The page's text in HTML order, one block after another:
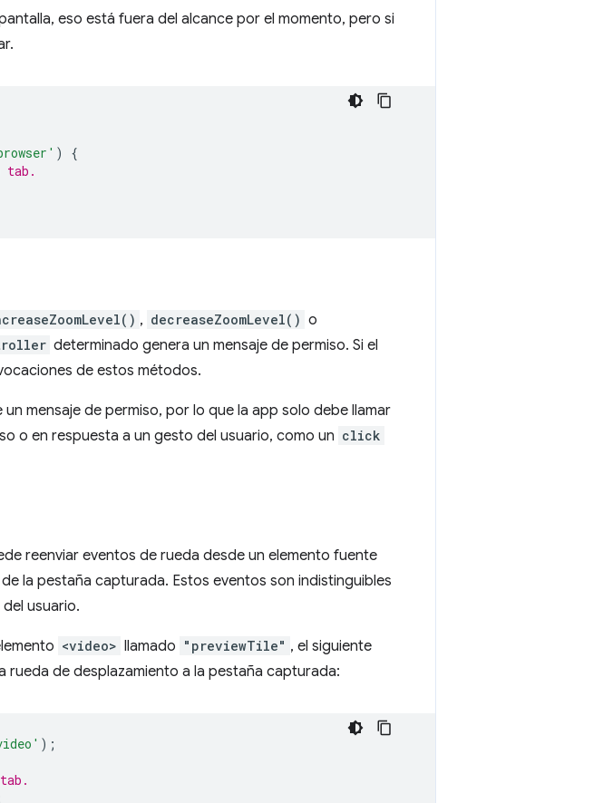
eso está fuera del alcance por el momento, pero si
)
{
, decreaseZoomLevel() o
determinado genera un mensaje de permiso. Si el
de estos métodos.
mensaje de permiso, por lo que la app solo debe llamar
o en respuesta a un gesto del usuario, como un click
reenviar eventos de rueda desde un elemento fuente
la pestaña capturada. Estos eventos son indistinguibles
usuario.
<video> llamado "previewTile" , el siguiente
de desplazamiento a la pestaña capturada:
);